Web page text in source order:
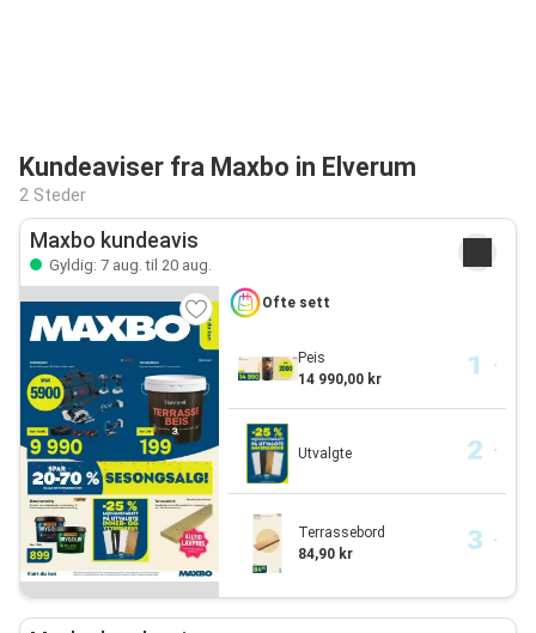
Kundeaviser fra Maxbo in Elverum
2 Steder
Maxbo kundeavis
Gyldig: 7 aug. til 20 aug.
Ofte sett
Peis
14 990,00 kr
Utvalgte
Terrassebord
84,90 kr